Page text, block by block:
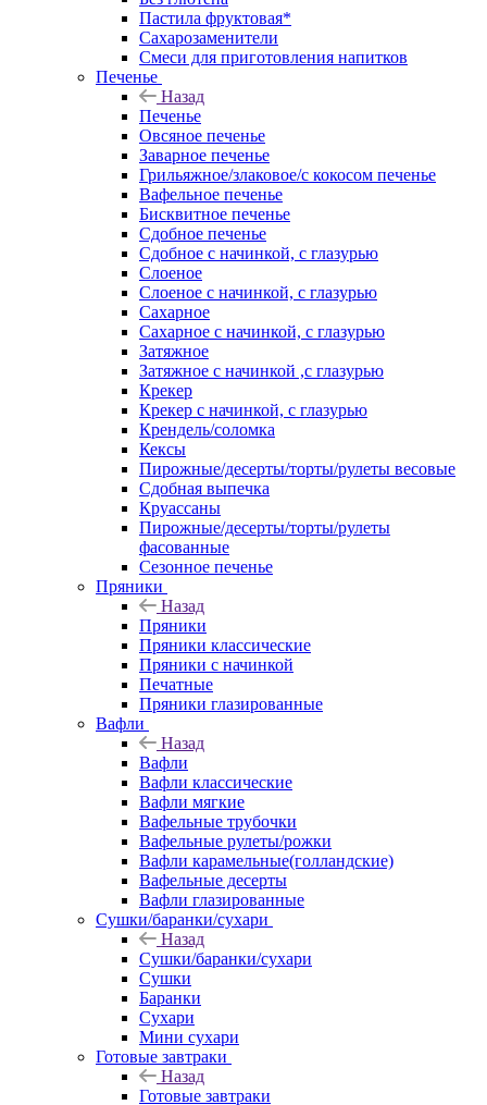
Пастила фруктовая*
Сахарозаменители
Смеси для приготовления напитков
Печенье
Назад
Печенье
Овсяное печенье
Заварное печенье
Грильяжное/злаковое/с кокосом печенье
Вафельное печенье
Бисквитное печенье
Сдобное печенье
Сдобное с начинкой, с глазурью
Слоеное
Слоеное с начинкой, с глазурью
Сахарное
Сахарное с начинкой, с глазурью
Затяжное
Затяжное с начинкой ,с глазурью
Крекер
Крекер с начинкой, с глазурью
Крендель/соломка
Кексы
Пирожные/десерты/торты/рулеты весовые
Сдобная выпечка
Круассаны
Пирожные/десерты/торты/рулеты
фасованные
Сезонное печенье
Пряники
Назад
Пряники
Пряники классические
Пряники с начинкой
Печатные
Пряники глазированные
Вафли
Назад
Вафли
Вафли классические
Вафли мягкие
Вафельные трубочки
Вафельные рулеты/рожки
Вафли карамельные(голландские)
Вафельные десерты
Вафли глазированные
Сушки/баранки/сухари
Назад
Сушки/баранки/сухари
Сушки
Баранки
Сухари
Мини сухари
Готовые завтраки
Назад
Готовые завтраки